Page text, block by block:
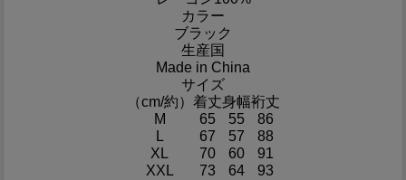
カラー
ブラック
生産国
Made in China
サイズ
（cm/約） 着丈身幅裄丈
M
65 55
86
L
67 57
88
XL
70 60
91
XXL
73 64 93